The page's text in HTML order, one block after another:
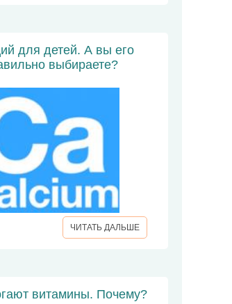
для детей. А вы его
выбираете?
ЧИТАТЬ ДАЛЬШЕ
витамины. Почему?